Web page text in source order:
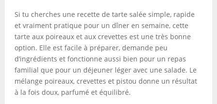
Si tu cherches une recette de tarte salée simple, rapide
et vraiment pratique pour un dîner en semaine, cette
tarte aux poireaux et aux crevettes est une très bonne
option. Elle est facile à préparer, demande peu
d’ingrédients et fonctionne aussi bien pour un repas
familial que pour un déjeuner léger avec une salade. Le
mélange poireaux, crevettes et pistou donne un résultat
à la fois doux, parfumé et équilibré.